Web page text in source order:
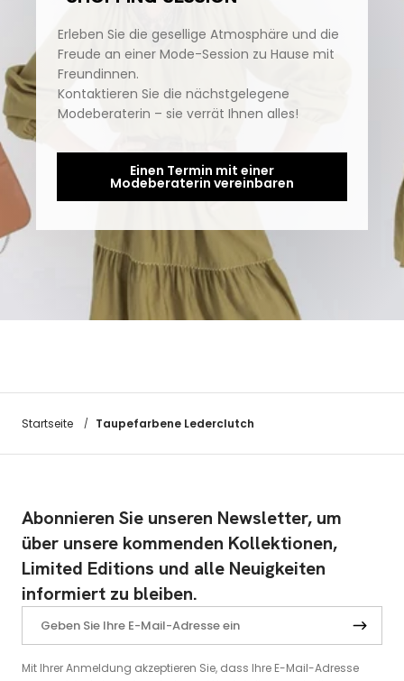
Erleben Sie die gesellige Atmosphäre und die
Freude an einer Mode-Session zu Hause mit
Freundinnen.
Kontaktieren Sie die nächstgelegene
Modeberaterin – sie verrät Ihnen alles!
Einen Termin mit einer
Modeberaterin vereinbaren
Startseite / Taupefarbene Lederclutch
Abonnieren Sie unseren Newsletter, um
über unsere kommenden Kollektionen,
Limited Editions und alle Neuigkeiten
informiert zu bleiben.
Mit Ihrer Anmeldung akzeptieren Sie, dass Ihre E-Mail-Adresse